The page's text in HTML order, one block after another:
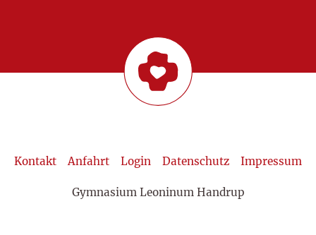
Kontakt Anfahrt Login Datenschutz Impressum
Gymnasium Leoninum Handrup